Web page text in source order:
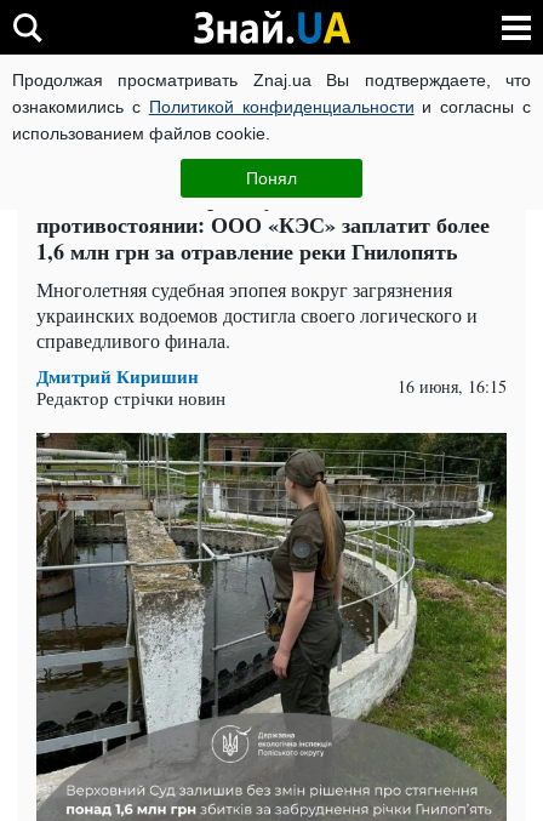
Продолжая просматривать Znaj.ua Вы подтверждаете, что
ознакомились с Политикой конфиденциальности и согласны с
использованием файлов cookie.
Понял
ВОЙНА РОССИИ ПРОТИВ УКРАИНЫ КОРОНАВИРУС В
Политика ЧИТАТИ УКРАЇНСЬКОЮ
Финальный аккорд в судебном
противостоянии: ООО «КЭС» заплатит более
1,6 млн грн за отравление реки Гнилопять
Многолетняя судебная эпопея вокруг загрязнения
украинских водоемов достигла своего логического и
справедливого финала.
Дмитрий Киришин
Редактор стрічки новин 16 июня, 16:15